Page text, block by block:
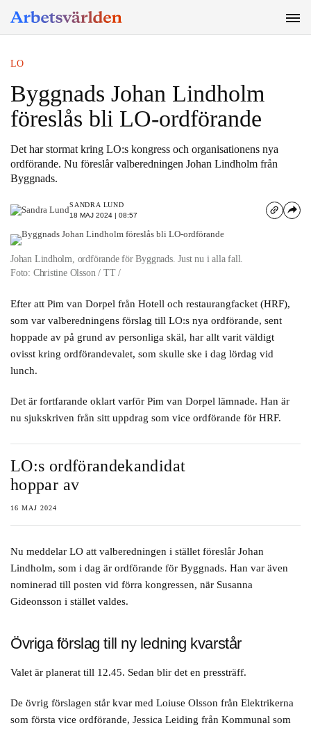
LO
Byggnads Johan Lindholm
föreslås bli LO-ordförande
Det har stormat kring LO:s kongress och organisationens nya
ordförande. Nu föreslår valberedningen Johan Lindholm från
Byggnads.
SANDRA LUND
18 MAJ 2024 | 08:57
Johan Lindholm, ordförande för Byggnads. Just nu i alla fall.
Foto: Christine Olsson / TT /
Efter att Pim van Dorpel från Hotell och restaurangfacket (HRF),
som var valberedningens förslag till LO:s nya ordförande, sent
hoppade av på grund av personliga skäl, har allt varit väldigt
ovisst kring ordförandevalet, som skulle ske i dag lördag vid
lunch.
Det är fortfarande oklart varför Pim van Dorpel lämnade. Han är
nu sjukskriven från sitt uppdrag som vice ordförande för HRF.
LO:s ordförandekandidat
hoppar av
16 MAJ 2024
Nu meddelar LO att valberedningen i stället föreslår Johan
Lindholm, som i dag är ordförande för Byggnads. Han var även
nominerad till posten vid förra kongressen, när Susanna
Gideonsson i stället valdes.
Övriga förslag till ny ledning kvarstår
Valet är planerat till 12.45. Sedan blir det en pressträff.
De övrig förslagen står kvar med Loiuse Olsson från Elektrikerna
som första vice ordförande, Jessica Leiding från Kommunal som